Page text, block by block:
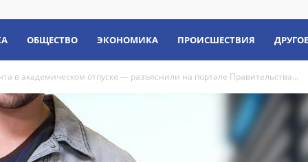
ОБЩЕСТВО ЭКОНОМИКА ПРОИСШЕСТВИЯ ДРУГОЕ
в академическом отпуске — разъяснили на портале Правительства...